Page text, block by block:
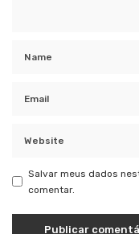
Salvar meus dados
comentar.